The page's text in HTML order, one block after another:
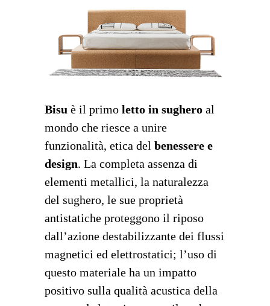
Bisu è il primo letto in sughero al
mondo che riesce a unire
funzionalità, etica del benessere e
design. La completa assenza di
elementi metallici, la naturalezza
del sughero, le sue proprietà
antistatiche proteggono il riposo
dall’azione destabilizzante dei flussi
magnetici ed elettrostatici; l’uso di
questo materiale ha un impatto
positivo sulla qualità acustica della